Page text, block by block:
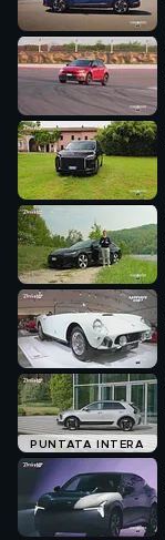
PUNTATA INTERA